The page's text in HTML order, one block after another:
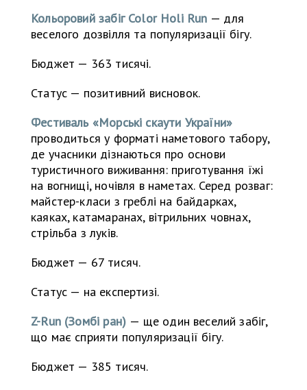
Кольоровий забіг Color Holi Run — для
веселого дозвілля та популяризації бігу.
Бюджет — 363 тисячі.
Статус — позитивний висновок.
Фестиваль «Морські скаути України»
проводиться у форматі наметового табору,
де учасники дізнаються про основи
туристичного виживання: приготування їжі
на вогнищі, ночівля в наметах. Серед розваг:
майстер-класи з греблі на байдарках,
каяках, катамаранах, вітрильних човнах,
стрільба з луків.
Бюджет — 67 тисяч.
Статус — на експертизі.
Z-Run (Зомбі ран) — ще один веселий забіг,
що має сприяти популяризації бігу.
Бюджет — 385 тисяч.